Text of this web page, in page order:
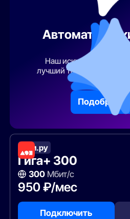
Наш искусственный
лучший тарифный план
Подобрать
Дом.ру
Гига+ 300
300Мбит/с
950 ₽/мес
Подключить